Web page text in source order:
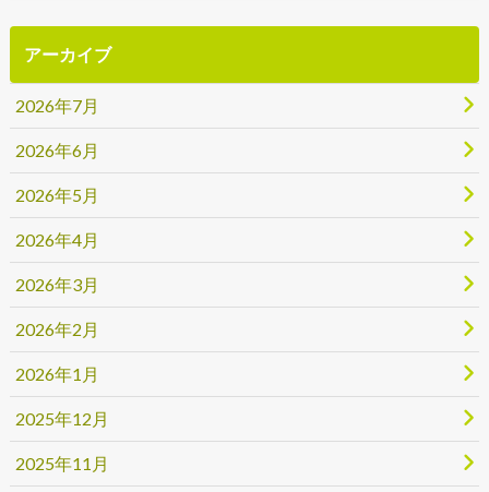
アーカイブ
2026年7月
2026年6月
2026年5月
2026年4月
2026年3月
2026年2月
2026年1月
2025年12月
2025年11月